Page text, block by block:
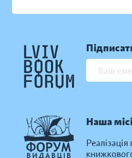
Наша